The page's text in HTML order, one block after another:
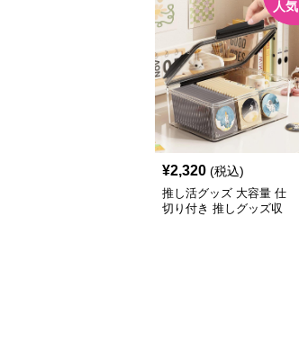
人気
¥2,320 (税込)
推し活グッズ 大容量 仕
切り付き 推しグッズ収